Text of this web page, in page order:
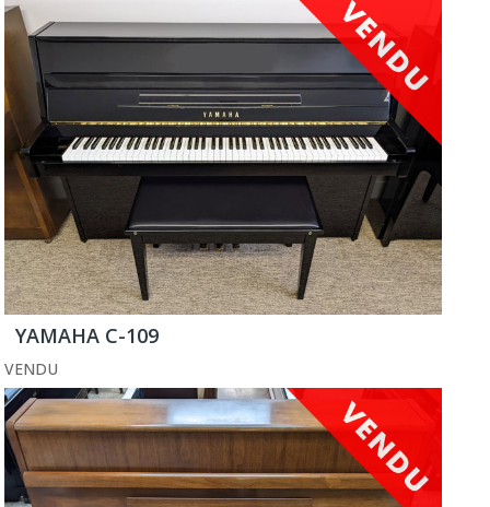
YAMAHA C-109
VENDU